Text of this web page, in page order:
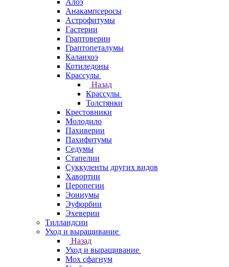
Алоэ
Анакампсеросы
Астрофитумы
Гастерии
Граптоверии
Граптопеталумы
Каланхоэ
Котиледоны
Крассулы
Назад
Крассулы
Толстянки
Крестовники
Молодило
Пахиверии
Пахифитумы
Седумы
Стапелии
Суккуленты других видов
Хавортии
Церопегии
Эониумы
Эуфорбии
Эхеверии
Тилландсии
Уход и выращивание
Назад
Уход и выращивание
Мох сфагнум